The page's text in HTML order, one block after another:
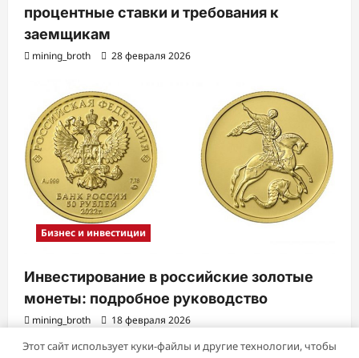
процентные ставки и требования к
заемщикам
mining_broth 28 февраля 2026
Бизнес и инвестиции
Инвестирование в российские золотые
монеты: подробное руководство
mining_broth 18 февраля 2026
Этот сайт использует куки-файлы и другие технологии, чтобы